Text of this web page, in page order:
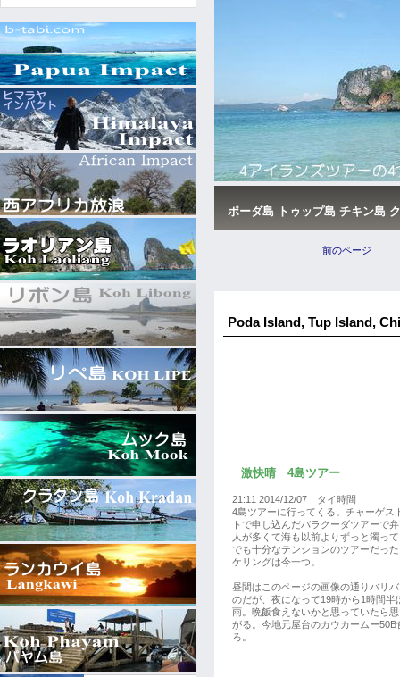
ポーダ島 トゥップ島 チキン島
前のページ
Poda Island, Tup Island,
激快晴 4島ツアー
21:11 2014/12/07 タイ時間
4島ツアーに行ってくる。チャーゲス
トで申し込んだバラクーダツアーで
人が多くて海も以前よりずっと濁っ
でも十分なテンションのツアーだっ
ケリングは今一つ。
昼間はこのページの画像の通りバリ
のだが、夜になって19時から1時間半
雨。晩飯食えないかと思っていたら
がる。今地元屋台のカウカームー50B
ろ。